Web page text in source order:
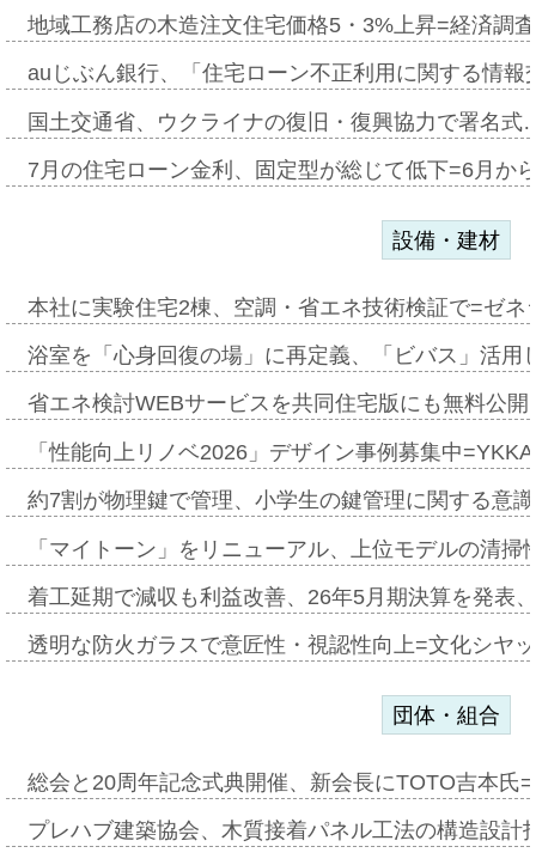
地域工務店の木造注文住宅価格5・3%上昇=経済調
auじぶん銀行、「住宅ローン不正利用に関する情
国土交通省、ウクライナの復旧・復興協力で署名
7月の住宅ローン金利、固定型が総じて低下=6月か
設備・建材
本社に実験住宅2棟、空調・省エネ技術検証で=ゼ
浴室を「心身回復の場」に再定義、「ビバス」活
省エネ検討WEBサービスを共同住宅版にも無料公
「性能向上リノベ2026」デザイン事例募集中
約7割が物理鍵で管理、小学生の鍵管理に関する意
「マイトーン」をリニューアル、上位モデルの清
着工延期で減収も利益改善、26年5月期決算を発表
透明な防火ガラスで意匠性・視認性向上=文化シヤ
団体・組合
総会と20周年記念式典開催、新会長にTOTO吉本氏
プレハブ建築協会、木質接着パネル工法の構造設